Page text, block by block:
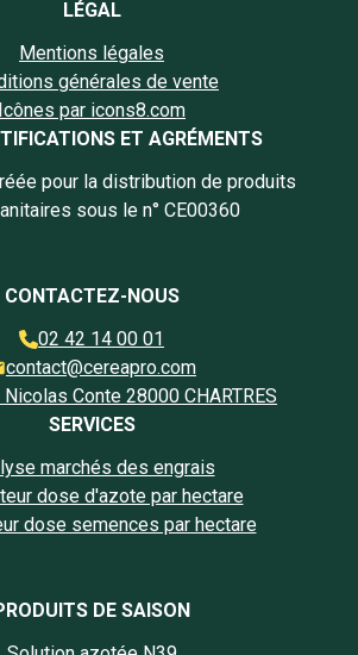
LÉGAL
Mentions légales
générales de vente
Icônes par icons8.com
ET AGRÉMENTS
pour la distribution de produits
sous le n° CE00360
CONTACTEZ-NOUS
02 42 14 00 01
contact@cereapro.com
Conte 28000 CHARTRES
SERVICES
marchés des engrais
dose d'azote par hectare
dose semences par hectare
DE SAISON